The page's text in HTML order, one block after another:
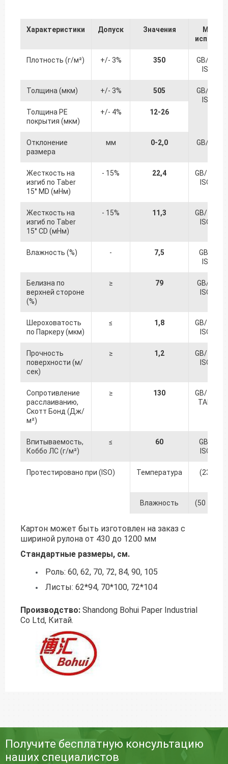
Характеристики Допуск Значения
Метод
Плотность (г/м²) +/- 3% 350
GB/T
ISO 536
Толщина (мкм) +/- 3% 505
GB/T
ISO 534
Толщина PE
покрытия (мкм)
+/- 4% 12-26
Отклонение
размера
мм 0-2,0 GB/T
Жесткость на
изгиб по Taber
15° MD (мНм)
- 15% 22,4
GB/T
ISO
Жесткость на
изгиб по Taber
15° CD (мНм)
- 15% 11,3
GB/T
ISO
Влажность (%) - 7,5
GB/T
ISO 287
Белизна по
верхней стороне
(%)
≥ 79
GB/T
ISO
Шероховатость
по Паркеру (мкм)
≤ 1,8
GB/T
ISO
Прочность
поверхности (м/
сек)
≥ 1,2
GB/T
ISO
Сопротивление
расслаиванию,
Скотт Бонд (Дж/
м²)
≥ 130
GB/T
TAPPI
Впитываемость,
Коббо ЛС (г/м²)
≤ 60
GB/T
ISO
Протестировано при (ISO) Температура
(23 +/-
Влажность (50 +/- 2)
Картон может быть изготовлен на заказ с
шириной рулона от 430 до 1200 мм
Стандартные размеры, см.
Роль: 60, 62, 70, 72, 84, 90, 105
Листы: 62*94, 70*100, 72*104
Производство: Shandong Bohui Paper Industrial
Co Ltd, Китай.
Получите бесплатную консультацию
наших специалистов